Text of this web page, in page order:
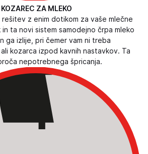
ZA MLEKO
rešitev z enim dotikom za vaše mlečne
in ta novi sistem samodejno črpa mleko
ga izlije, pri čemer vam ni treba
kozarca izpod kavnih nastavkov. Ta
nepotrebnega špricanja.